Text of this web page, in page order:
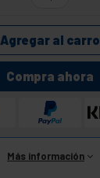
Agregar al carro
Compra ahora
Más información